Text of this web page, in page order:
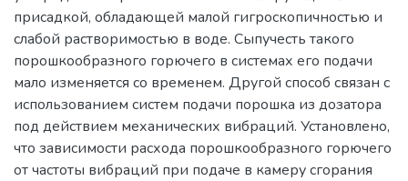
присадкой, обладающей малой гигроскопичностью и
слабой растворимостью в воде. Сыпучесть такого
порошкообразного горючего в системах его подачи
мало изменяется со временем. Другой способ связан с
использованием систем подачи порошка из дозатора
под действием механических вибраций. Установлено,
что зависимости расхода порошкообразного горючего
от частоты вибраций при подаче в камеру сгорания